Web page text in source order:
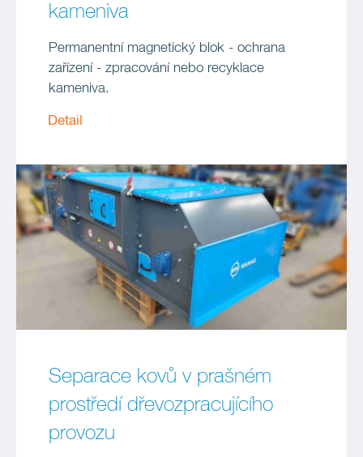
kameniva
Permanentní magnetický blok - ochrana
zařízení - zpracování nebo recyklace
kameniva.
Detail
Separace kovů v prašném
prostředí dřevozpracujícího
provozu